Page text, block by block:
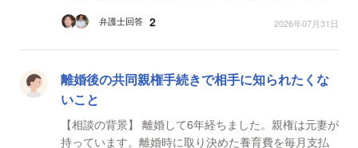
弁護士回答 2 2026年07月31日
離婚後の共同親権手続きで相手に知られたくな
いこと
【相談の背景】 離婚して6年経ちました。親権は元妻が
持っています。離婚時に取り決めた養育費を毎月支払